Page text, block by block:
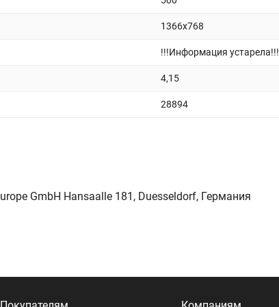
1366x768
!!!Информация устарела!!!
4,15
28894
GmbH Hansaalle 181, Duesseldorf, Германия